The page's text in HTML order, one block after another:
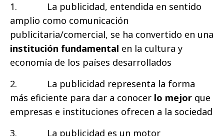
1.
La publicidad, entendida en sentido
amplio como comunicación
publicitaria/comercial, se ha convertido en una
institución fundamental en la cultura y
economía de los países desarrollados
2.
La publicidad representa la forma
más eficiente para dar a conocer lo mejor que
empresas e instituciones ofrecen a la sociedad
3.
La publicidad es un motor